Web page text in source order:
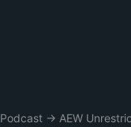
Podcast → AEW